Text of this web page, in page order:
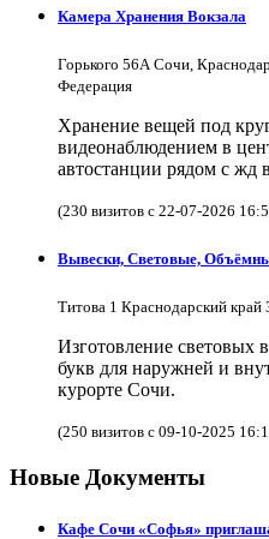
Камера Хранения Вокзала
Горького 56А Сочи,
Федерация
Хранение вещей под
видеонаблюдением в
автостанции рядом с жд
(230 визитов с 22-07-2026
Вывески, Световые,
Титова 1 Краснодарский
Изготовление световых
букв для наружней и
курорте Сочи.
(250 визитов с 09-10-2025
Новые Документы
Кафе Сочи «Софья»